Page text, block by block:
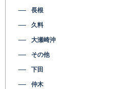
長根
久料
大瀬崎沖
その他
下田
仲木